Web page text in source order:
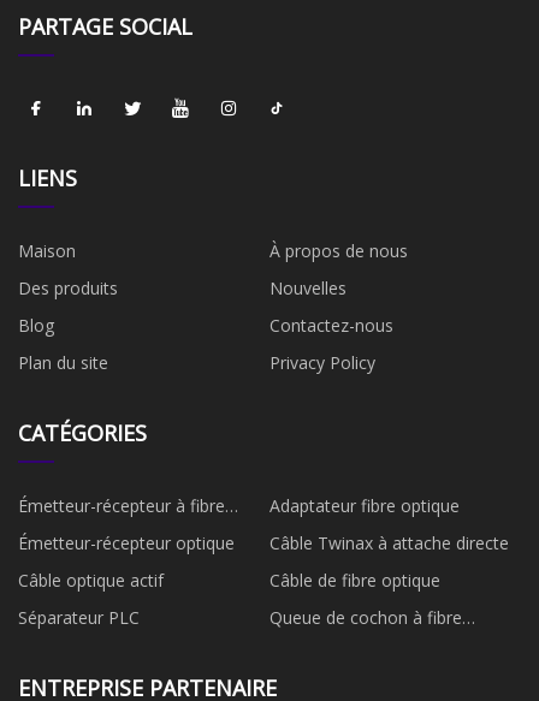
PARTAGE SOCIAL
LIENS
Maison
À propos de nous
Des produits
Nouvelles
Blog
Contactez-nous
Plan du site
Privacy Policy
CATÉGORIES
Émetteur-récepteur à fibre
optique
Adaptateur fibre optique
Émetteur-récepteur optique
Câble Twinax à attache directe
Câble optique actif
Câble de fibre optique
Séparateur PLC
Queue de cochon à fibre
ENTREPRISE PARTENAIRE